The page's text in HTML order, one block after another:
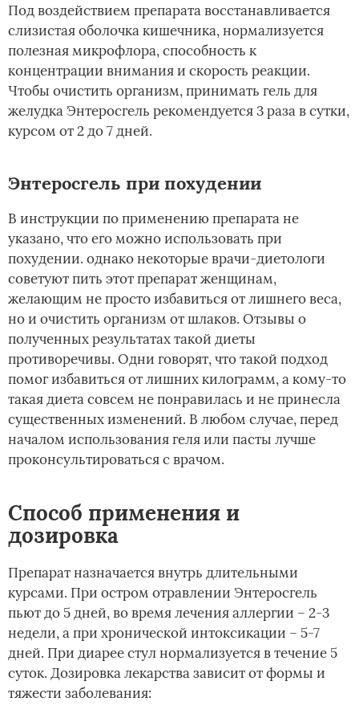
Под воздействием препарата восстанавливается
слизистая оболочка кишечника, нормализуется
полезная микрофлора, способность к
концентрации внимания и скорость реакции.
Чтобы очистить организм, принимать гель для
желудка Энтеросгель рекомендуется 3 раза в сутки,
курсом от 2 до 7 дней.
Энтеросгель при похудении
В инструкции по применению препарата не
указано, что его можно использовать при
похудении. однако некоторые врачи-диетологи
советуют пить этот препарат женщинам,
желающим не просто избавиться от лишнего веса,
но и очистить организм от шлаков. Отзывы о
полученных результатах такой диеты
противоречивы. Одни говорят, что такой подход
помог избавиться от лишних килограмм, а кому-то
такая диета совсем не понравилась и не принесла
существенных изменений. В любом случае, перед
началом использования геля или пасты лучше
проконсультироваться с врачом.
Способ применения и
дозировка
Препарат назначается внутрь длительными
курсами. При остром отравлении Энтеросгель
пьют до 5 дней, во время лечения аллергии – 2-3
недели, а при хронической интоксикации – 5-7
дней. При диарее стул нормализуется в течение 5
суток. Дозировка лекарства зависит от формы и
тяжести заболевания: